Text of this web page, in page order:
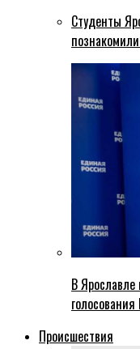
Студенты
В Ярославле
голосования
Происшествия